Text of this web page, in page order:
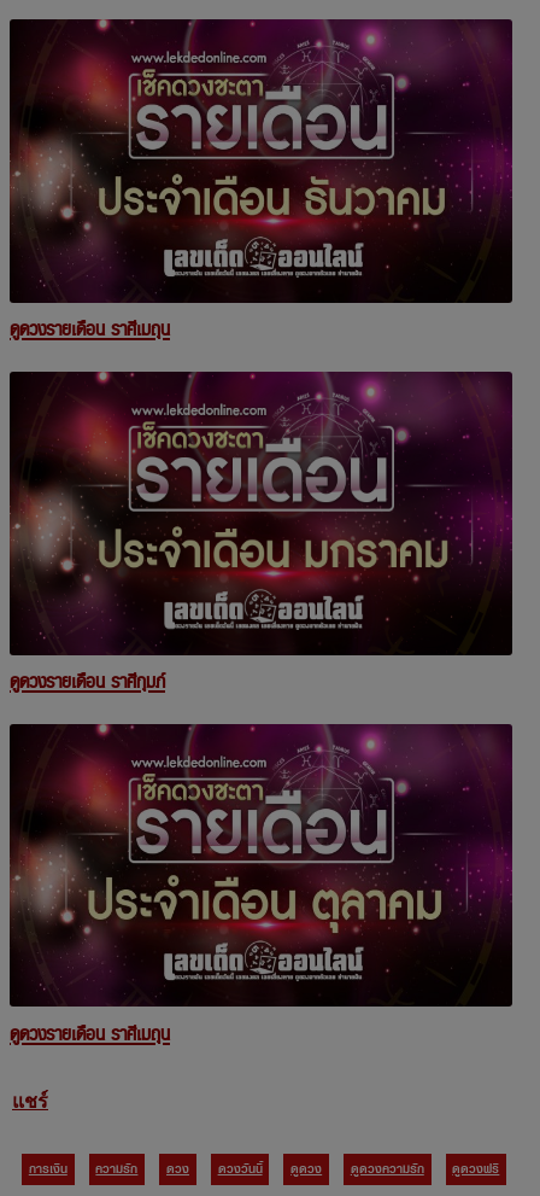
ดูดวงรายเดือน ราศีเมถุน
ดูดวงรายเดือน ราศีกุมภ์
ดูดวงรายเดือน ราศีเมถุน
แชร์
การเงิน ความรัก ดวง ดวงวันนี้ ดูดวง ดูดวงความรัก
ดูดวงฟรี